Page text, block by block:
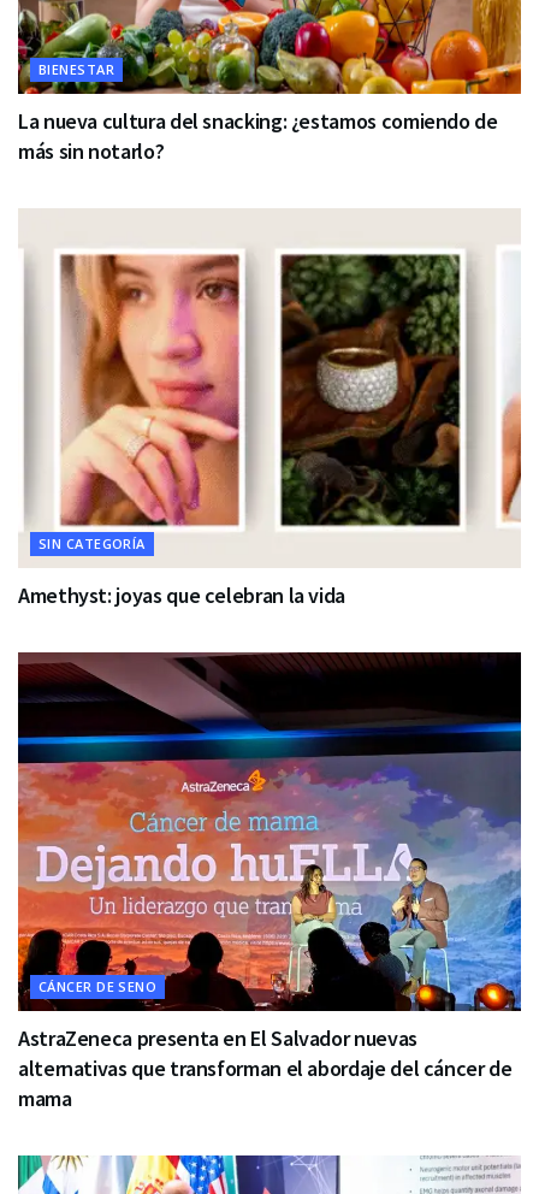
BIENESTAR
La nueva cultura del snacking: ¿estamos comiendo de
más sin notarlo?
SIN CATEGORÍA
Amethyst: joyas que celebran la vida
CÁNCER DE SENO
AstraZeneca presenta en El Salvador nuevas
alternativas que transforman el abordaje del cáncer de
mama